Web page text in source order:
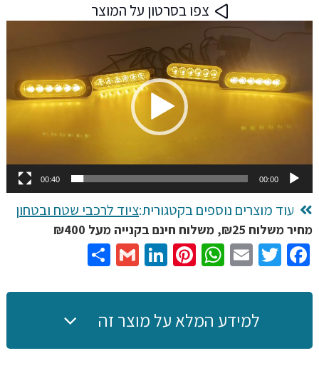
צפו בסרטון על המוצר
וידאו
00:00
00:40
עוד מוצרים נוספים בקטגורית:ציוד לרכבי שטח ובטחון
מחיר משלוח ₪25, משלוח חינם בקנייה מעל ₪400
Facebook
Twitter
Email
WhatsApp
Pinterest
LinkedIn
Gmail
למידע המלא על מוצר זה